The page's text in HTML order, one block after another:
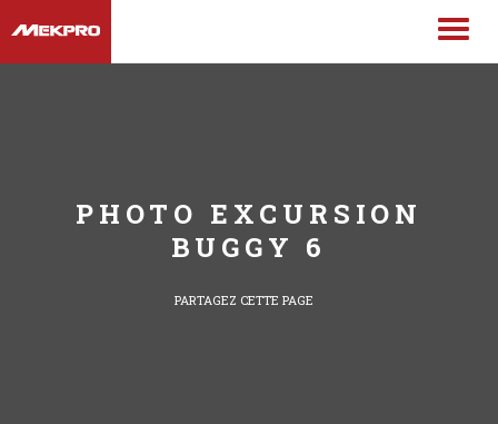
PHOTO EXCURSION
BUGGY 6
PARTAGEZ CETTE PAGE